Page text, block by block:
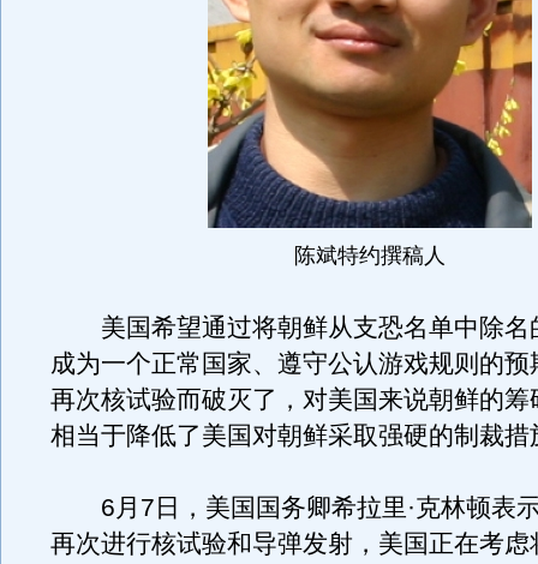
陈斌特约撰稿人
美国希望通过将朝鲜从支恐名单中除名
成为一个正常国家、遵守公认游戏规则的预
再次核试验而破灭了，对美国来说朝鲜的筹
相当于降低了美国对朝鲜采取强硬的制裁措
6月7日，美国国务卿希拉里·克林顿表
再次进行核试验和导弹发射，美国正在考虑